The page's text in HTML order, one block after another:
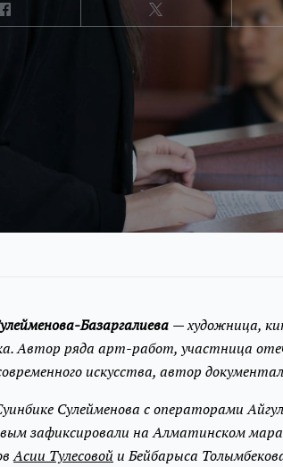
Базаргалиева — художница,
Автор ряда арт-работ, участница
искусства, автор
Сулейменова с операторами
зафиксировали на Алматинском
Асии Тулесовой и Бейбарыса